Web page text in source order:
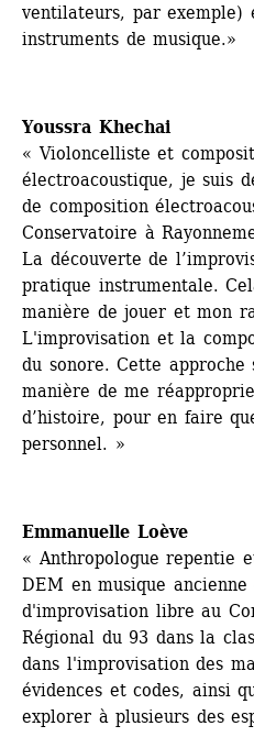
ventilateurs, par
instruments de musique.»
Youssra Khechai
« Violoncelliste et
électroacoustique, je suis
de composition
Conservatoire à
La découverte de
pratique instrumentale.
manière de jouer et mon
L'improvisation et la
du sonore. Cette approche
manière de me
d’histoire, pour en faire
personnel. »
Emmanuelle Loève
« Anthropologue repentie
DEM en musique
d'improvisation libre au
Régional du 93 dans la
dans l'improvisation des
évidences et codes, ainsi
explorer à plusieurs des